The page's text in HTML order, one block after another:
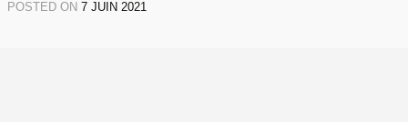
POSTED ON 7 JUIN 2021